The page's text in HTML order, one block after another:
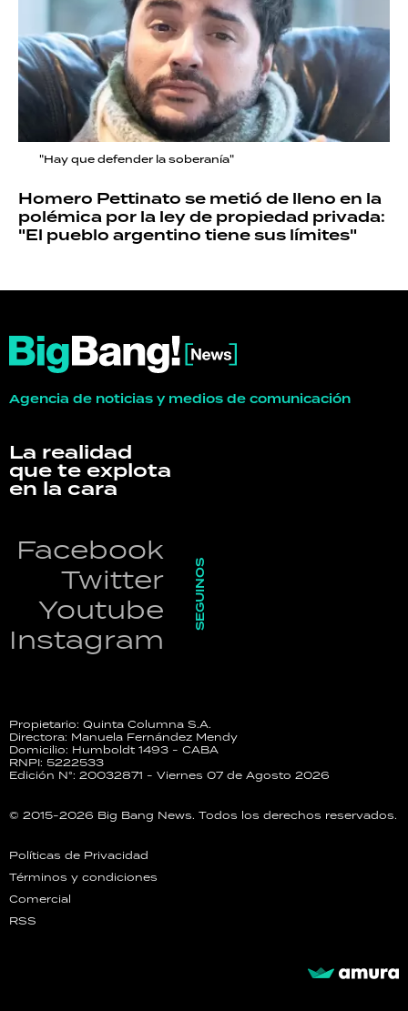
"Hay que defender la soberanía"
Homero Pettinato se metió de lleno en la
polémica por la ley de propiedad privada:
"El pueblo argentino tiene sus límites"
Agencia de noticias y medios de comunicación
La realidad
que te explota
en la cara
Facebook
Twitter
Youtube
Instagram
SEGUINOS
Propietario: Quinta Columna S.A.
Directora: Manuela Fernández Mendy
Domicilio: Humboldt 1493 - CABA
RNPI: 5222533
Edición N°: 20032871 - Viernes 07 de Agosto 2026
© 2015-2026 Big Bang News. Todos los derechos reservados.
Políticas de Privacidad
Términos y condiciones
Comercial
RSS